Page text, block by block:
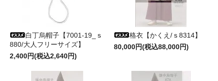
白丁烏帽子【7001-19_ｓ
880/大人フリーサイズ】
2,400円(税込2,640円)
格衣【かくえ/ｓ8314】
80,000円(税込88,000円)